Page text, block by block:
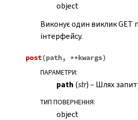
object
Виконує один виклик GET
інтерфейсу.
post(path, **kwargs)
ПАРАМЕТРИ:
path (str) – Шлях
ТИП ПОВЕРНЕННЯ:
object